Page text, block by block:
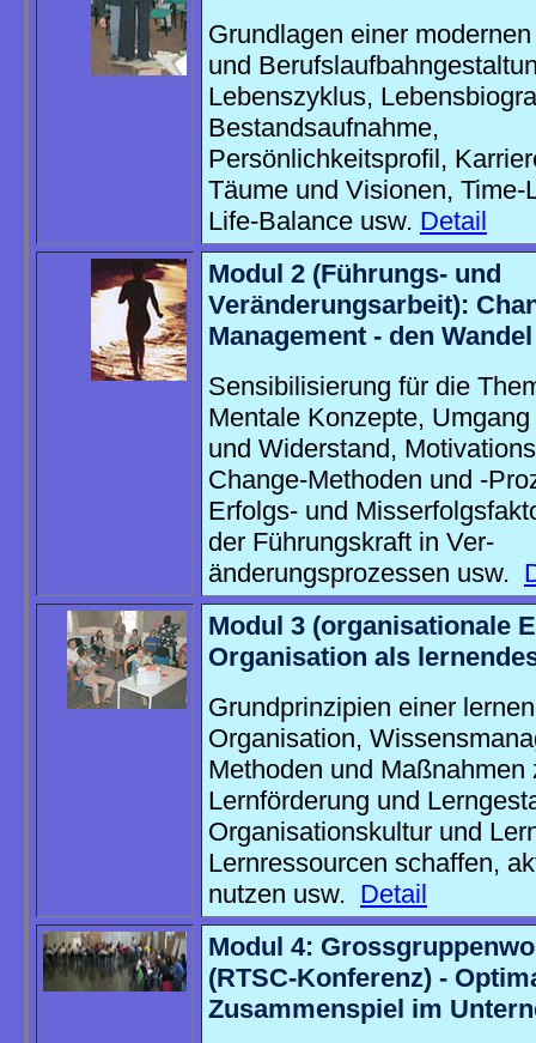
Grundlagen einer
und
Lebenszyklus,
Bestandsaufnahme,
Persönlichkeitsprofil,
Täume und Visionen, Time-
Life-Balance usw. Detail
Modul 2 (Führungs- und
Veränderungsarbeit):
Management - den
Sensibilisierung für die
Mentale Konzepte,
und Widerstand,
Change-Methoden und -
Erfolgs- und
der Führungskraft in Ver-
änderungsprozessen usw.
Modul 3 (organisationale
Organisation als
Grundprinzipien einer
Organisation,
Methoden und Maßnahmen
Lernförderung und
Organisationskultur und
Lernressourcen schaffen,
nutzen usw. Detail
Modul 4:
(RTSC-Konferenz) -
Zusammenspiel im